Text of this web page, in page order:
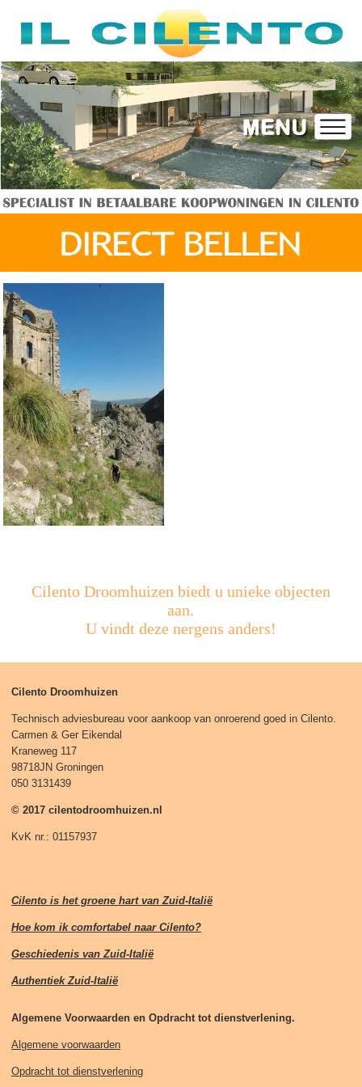
Cilento Droomhuizen biedt u unieke objecten
aan.
U vindt deze nergens anders!
Cilento Droomhuizen
Technisch adviesbureau voor aankoop van onroerend goed in Cilento.
Carmen & Ger Eikendal
Kraneweg 117
98718JN Groningen
050 3131439
© 2017 cilentodroomhuizen.nl
KvK nr.: 01157937
Cilento is het groene hart van Zuid-Italië
Hoe kom ik comfortabel naar Cilento?
Geschiedenis van Zuid-Italië
Authentiek Zuid-Italië
Algemene Voorwaarden en Opdracht tot dienstverlening.
Algemene voorwaarden
Opdracht tot dienstverlening